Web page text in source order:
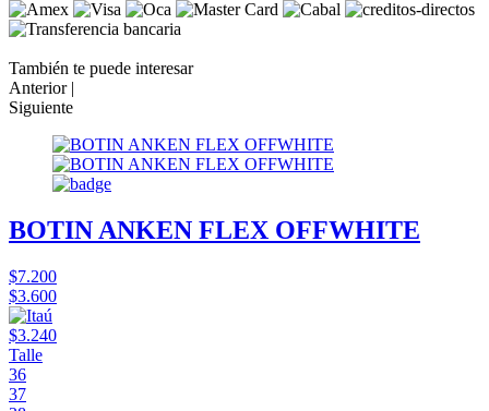
También te puede interesar
Anterior |
Siguiente
BOTIN ANKEN FLEX OFFWHITE
$7.200
$3.600
$3.240
Talle
36
37